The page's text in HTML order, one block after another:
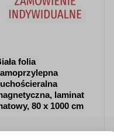
folia
laminat
80 x 1000 cm